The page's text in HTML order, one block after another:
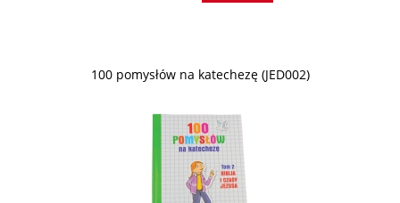
100 pomysłów na katechezę (JED002)